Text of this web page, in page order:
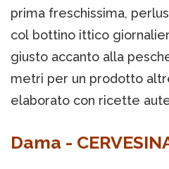
prima freschissima,
col bottino ittico
giusto accanto alla
metri per un prodotto
elaborato con ricette
Dama -